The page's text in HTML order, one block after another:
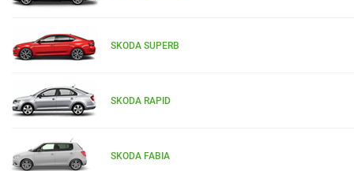
SKODA SUPERB
SKODA RAPID
SKODA FABIA